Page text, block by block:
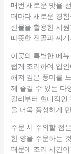
매번 새로운 맛을
때마다 새로운 경
산물을 활용한 시
따뜻한 전골과 찌
이곳의 특별한 메
럽게 조리하여 입
해져 깊은 풍미를
께 즐길 수 있는 다
걸리부터 현대적인
을 더욱 풍성하게
주문 시 주의할 점
한 양을 주문하는
때문에 조리 시간